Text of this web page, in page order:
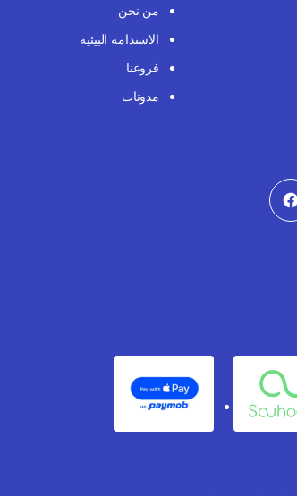
من نحن
الاستدامة البيئية
فروعنا
مدونات
Souhoola
Apple Pay